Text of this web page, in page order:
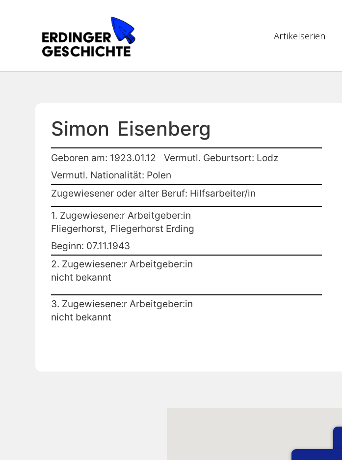
Artikelserien
Simon Eisenberg
Geboren am: 1923.01.12
Vermutl. Geburtsort: Lodz
Vermutl. Nationalität: Polen
Zugewiesener oder alter Beruf: Hilfsarbeiter/in
1. Zugewiesene:r Arbeitgeber:in
Fliegerhorst, Fliegerhorst Erding
Beginn: 07.11.1943
2. Zugewiesene:r Arbeitgeber:in
nicht bekannt
3. Zugewiesene:r Arbeitgeber:in
nicht bekannt